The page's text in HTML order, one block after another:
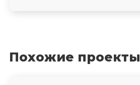
Похожие проекты